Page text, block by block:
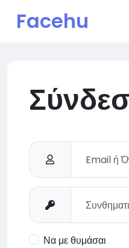
Facehu
Να με θυμάσαι